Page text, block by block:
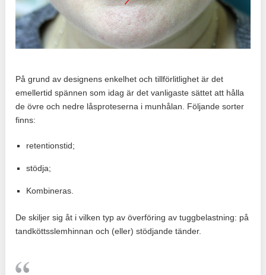
På grund av designens enkelhet och tillförlitlighet är det
emellertid spännen som idag är det vanligaste sättet att hålla
de övre och nedre låsproteserna i munhålan. Följande sorter
finns:
retentionstid;
stödja;
Kombineras.
De skiljer sig åt i vilken typ av överföring av tuggbelastning: på
tandköttsslemhinnan och (eller) stödjande tänder.